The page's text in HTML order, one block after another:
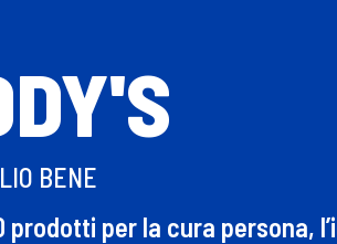
BENE
prodotti per la cura persona,